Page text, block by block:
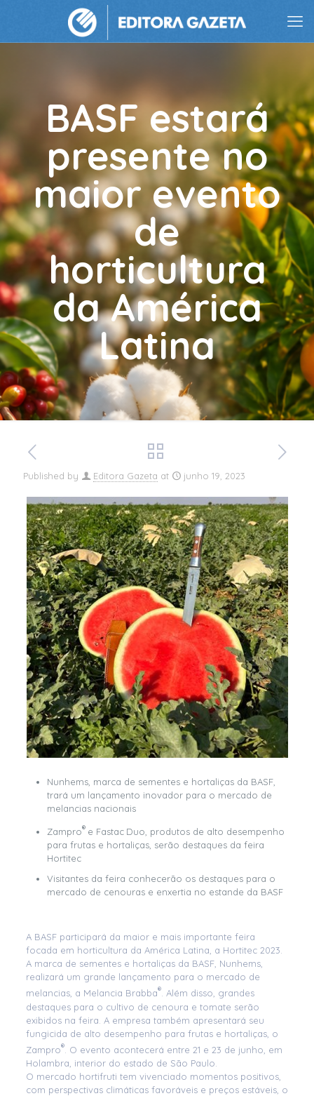
BASF estará
presente no
maior evento
de
horticultura
da América
Latina
Published by Editora Gazeta at junho 19, 2023
Nunhems, marca de sementes e hortaliças da BASF,
trará um lançamento inovador para o mercado de
melancias nacionais
Zampro® e Fastac Duo, produtos de alto desempenho
para frutas e hortaliças, serão destaques da feira
Hortitec
Visitantes da feira conhecerão os destaques para o
mercado de cenouras e enxertia no estande da BASF
A BASF participará da maior e mais importante feira
focada em horticultura da América Latina, a Hortitec 2023.
A marca de sementes e hortaliças da BASF, Nunhems,
realizará um grande lançamento para o mercado de
melancias, a Melancia Brabba®. Além disso, grandes
destaques para o cultivo de cenoura e tomate serão
exibidos na feira. A empresa também apresentará seu
fungicida de alto desempenho para frutas e hortaliças, o
Zampro®. O evento acontecerá entre 21 e 23 de junho, em
Holambra, interior do estado de São Paulo.
O mercado hortifruti tem vivenciado momentos positivos,
com perspectivas climáticas favoráveis e preços estáveis, o